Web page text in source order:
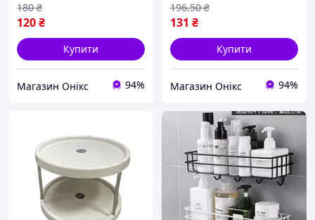
120₴
180 ₴
Купити
Магазин Онікс 94%
131 ₴
196.50 ₴
Купити
Магазин Онікс 94%